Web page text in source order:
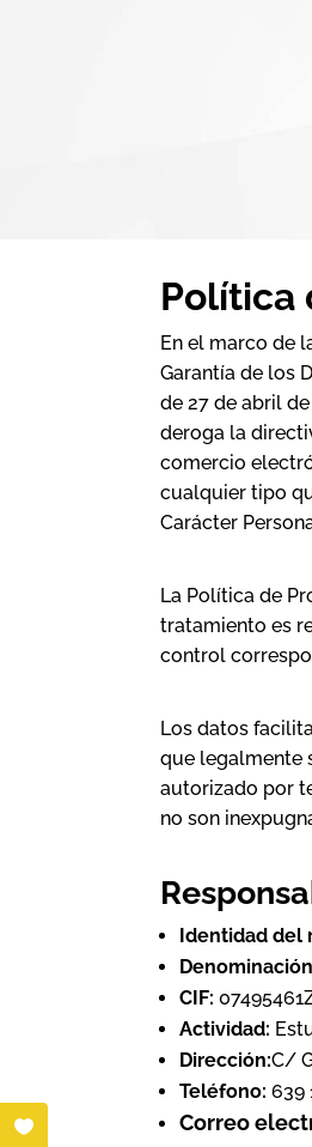
Política
En el marco de
Garantía de los
de 27 de abril
deroga la
comercio
cualquier tipo
Carácter
La Política de
tratamiento es
control
Los datos
que legalmente
autorizado por
no son
Identidad del
CIF:
Actividad:
Dirección:C/
Teléfono:639
Correo